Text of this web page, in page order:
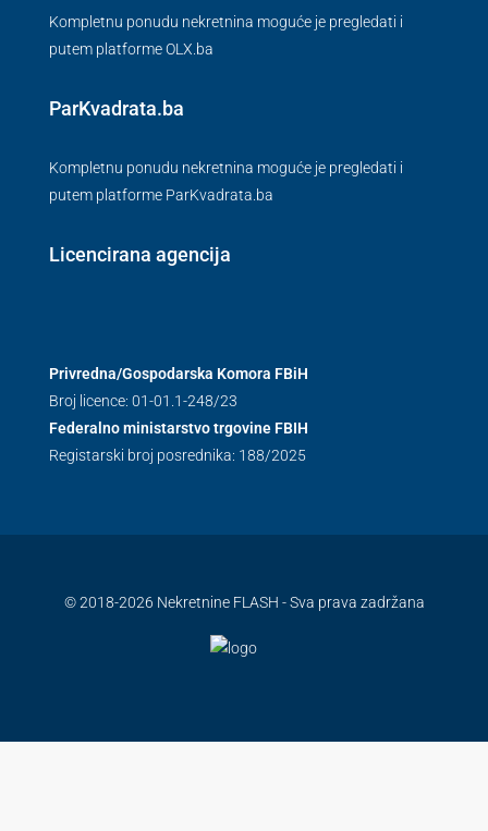
Kompletnu ponudu nekretnina moguće je pregledati i
putem platforme OLX.ba
ParKvadrata.ba
Kompletnu ponudu nekretnina moguće je pregledati i
putem platforme ParKvadrata.ba
Licencirana agencija
Privredna/Gospodarska Komora FBiH
Broj licence: 01-01.1-248/23
Federalno ministarstvo trgovine FBIH
Registarski broj posrednika: 188/2025
© 2018-2026 Nekretnine FLASH - Sva prava zadržana